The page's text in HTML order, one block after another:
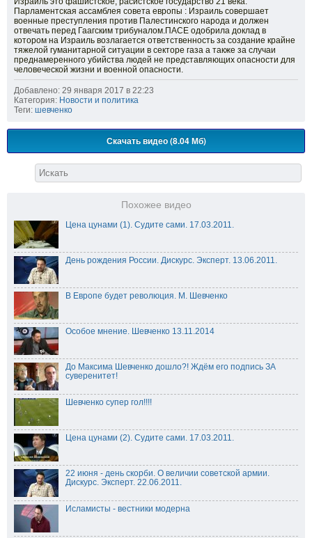
Парламентская ассамблея совета европы : Израиль совершает
военные преступления против Палестинского народа и должен
отвечать перед Гаагским трибуналом.ПАСЕ одобрила доклад в
котором на Израиль возлагается ответственность за создание крайне
тяжелой гуманитарной ситуации в секторе газа а также за случаи
преднамеренного убийства людей не представляющих опасности для
человеческой жизни и военной опасности.
Добавлено: 29 января 2017 в 22:23
Категория: Новости и политика
Теги: шевченко
Скачать видео (8.04 Мб)
Похожее видео
Цена цунами (1). Судите сами. 17.03.2011.
День рождения России. Дискурс. Эксперт. 13.06.2011.
В Европе будет революция. М. Шевченко
Особое мнение. Шевченко 13.11.2014
До Максима Шевченко дошло?! Ждём его подпись ЗА
суверенитет!
Шевченко супер гол!!!!
Цена цунами (2). Судите сами. 17.03.2011.
22 июня - день скорби. О величии советской армии.
Дискурс. Эксперт. 22.06.2011.
Исламисты - вестники модерна